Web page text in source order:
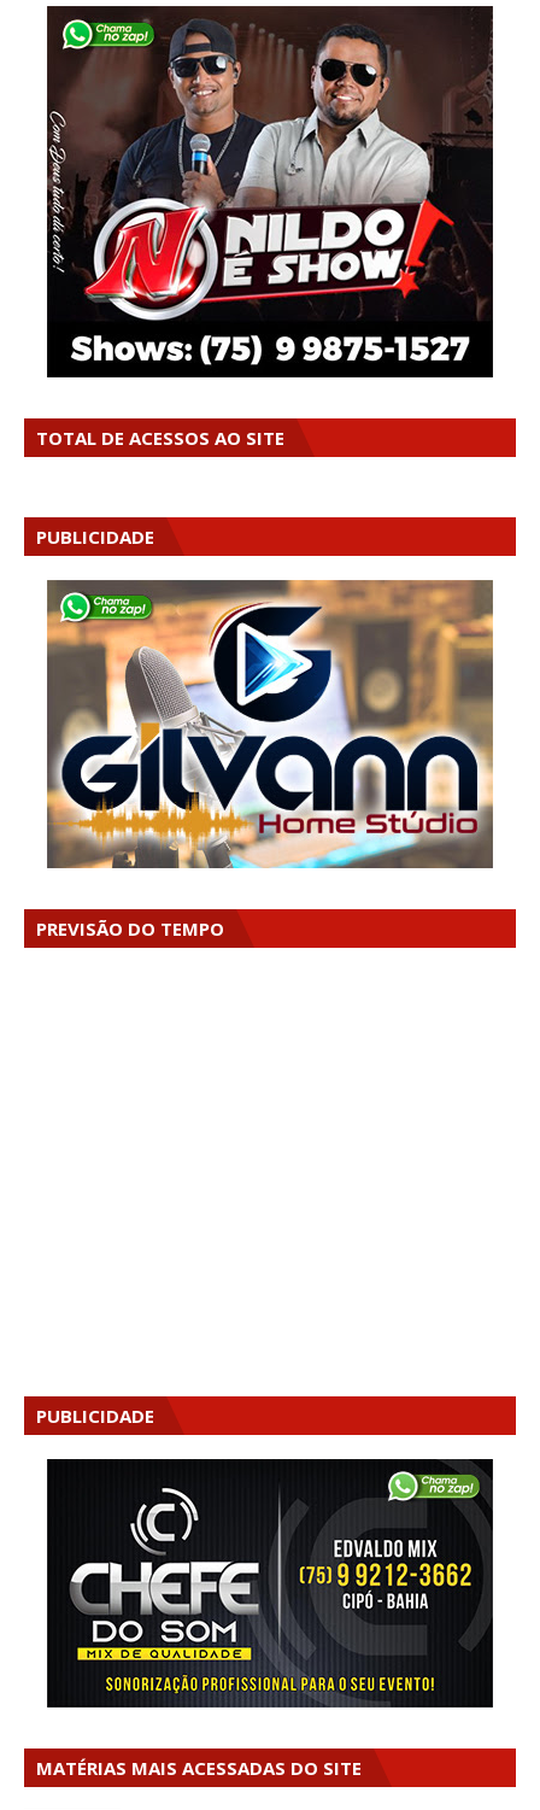
TOTAL DE ACESSOS AO SITE
PUBLICIDADE
PREVISÃO DO TEMPO
PUBLICIDADE
MATÉRIAS MAIS ACESSADAS DO SITE